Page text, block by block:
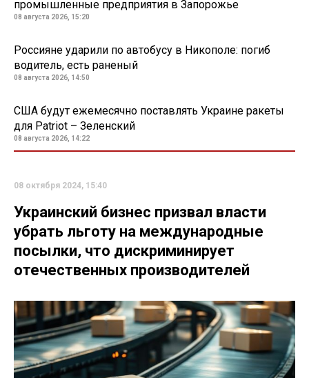
промышленные предприятия в Запорожье
08 августа 2026, 15:20
Россияне ударили по автобусу в Никополе: погиб
водитель, есть раненый
08 августа 2026, 14:50
США будут ежемесячно поставлять Украине ракеты
для Patriot – Зеленский
08 августа 2026, 14:22
08 октября 2024, 15:40
Украинский бизнес призвал власти
убрать льготу на международные
посылки, что дискриминирует
отечественных производителей